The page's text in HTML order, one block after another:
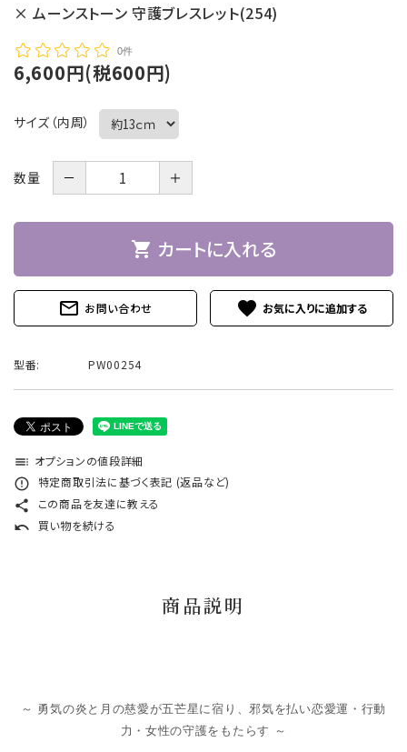
× ムーンストーン 守護ブレスレット(254)
0件
6,600円(税600円)
サイズ（内周）
数量 － ＋
shopping_cart カートに入れる
mail_outline お問い合わせ favorite
型番: PW00254
toc オプションの値段詳細
error_outline 特定商取引法に基づく表記 (返品など)
share この商品を友達に教える
undo 買い物を続ける
商品説明
～ 勇気の炎と月の慈愛が五芒星に宿り、邪気を払い恋愛運・行動
力・女性の守護をもたらす ～